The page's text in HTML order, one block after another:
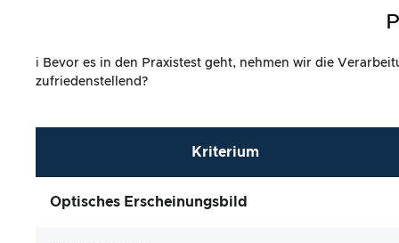
ℹ️ Bevor es in den Praxistest geht, nehmen wir die
zufriedenstellend?
Kriterium
Optisches Erscheinungsbild